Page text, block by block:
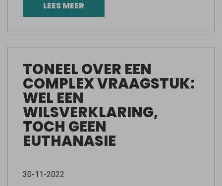
LEES MEER
TONEEL OVER EEN
COMPLEX VRAAGSTUK:
WEL EEN
WILSVERKLARING,
TOCH GEEN
EUTHANASIE
30-11-2022